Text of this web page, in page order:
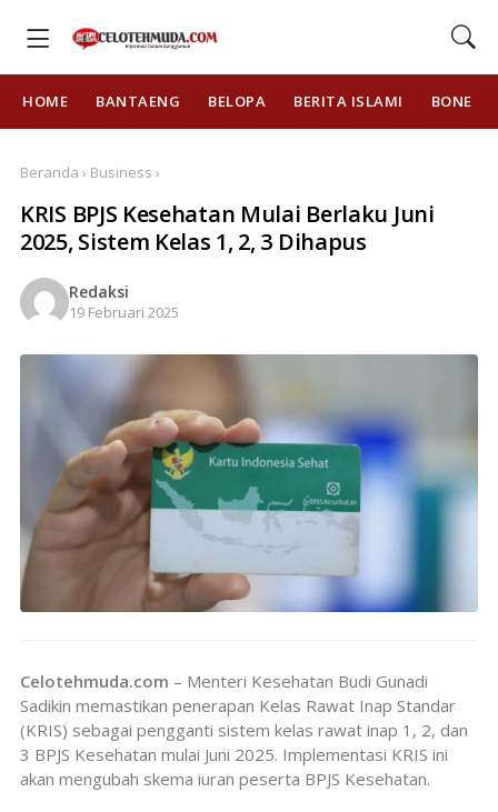
HOME BANTAENG BELOPA BERITA ISLAMI BONE
Beranda › Business ›
KRIS BPJS Kesehatan Mulai Berlaku Juni
2025, Sistem Kelas 1, 2, 3 Dihapus
Redaksi
19 Februari 2025
Celotehmuda.com – Menteri Kesehatan Budi Gunadi
Sadikin memastikan penerapan Kelas Rawat Inap Standar
(KRIS) sebagai pengganti sistem kelas rawat inap 1, 2, dan
3 BPJS Kesehatan mulai Juni 2025. Implementasi KRIS ini
akan mengubah skema iuran peserta BPJS Kesehatan.